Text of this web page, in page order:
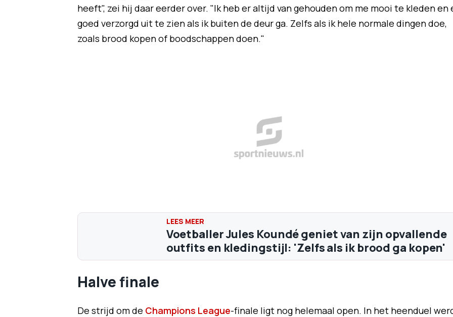
heeft", zei hij daar eerder over. "Ik heb er altijd van gehouden om me mooi te kleden en
goed verzorgd uit te zien als ik buiten de deur ga. Zelfs als ik hele normale dingen doe,
zoals brood kopen of boodschappen doen."
Voetballer Jules Koundé geniet van zijn opvallende
outfits en kledingstijl: 'Zelfs als ik brood ga kopen'
Halve finale
De strijd om de Champions League-finale ligt nog helemaal open. In het heenduel